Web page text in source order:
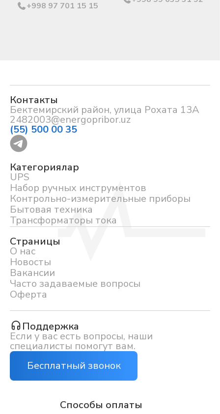
+998 97 701 15 15
Контакты
Бектемирский район, улица Рохата 13А
2482003@energopribor.uz
(55) 500 00 35
Категориялар
UPS
Набор ручных инструментов
Контрольно-измерительные приборы
Бытовая техника
Трансформаторы тока
Страницы
О нас
Новосты
Вакансии
Часто задаваемые вопросы
Оферта
Поддержка
Если у вас есть вопросы, наши
специалисты помогут вам.
Бесплатный звонок
Способы оплаты